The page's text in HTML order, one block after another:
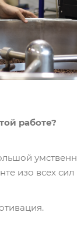
работе?
изо всех